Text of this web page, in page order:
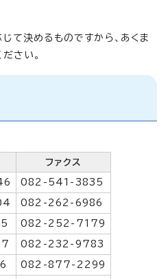
て決めるものですから、あくま
さい。
ファクス
082-541-3835
082-262-6986
082-252-7179
082-232-9783
082-877-2299